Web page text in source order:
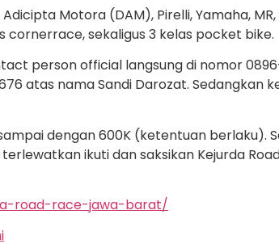
Motora (DAM), Pirelli, Yamaha, MR,
cornerrace, sekaligus 3 kelas pocket bike.
person official langsung di nomor
atas nama Sandi Darozat. Sedangkan
dengan 600K (ketentuan berlaku).
ikuti dan saksikan Kejurda
road-race-jawa-barat/